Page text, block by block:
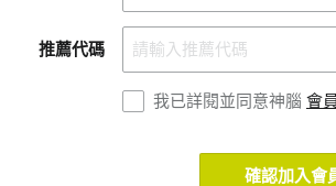
推薦代碼
我已詳閱並同意神腦 會
確認加入會